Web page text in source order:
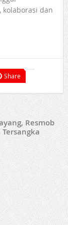
kolaborasi dan
Share
Resmob